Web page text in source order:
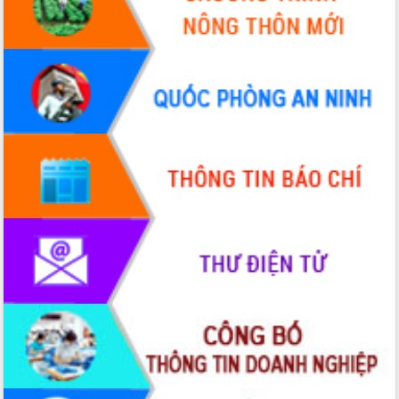
để phát triển du lịch Đắk Lắk
Khởi động Dự án Đầu tư xây dựng hạ
tầng kỹ thuật Cụm công nghiệp Tân
Gặp mặt các cơ quan báo chí nhân Kỷ
niệm 101 năm Ngày Báo chí Cách
mạng Việt Nam
Đắk Lắk sơ kết 4 năm triển khai thực
hiện Đề án 06 của Chính phủ
Họp báo thông tin về Hội nghị Công bố
Quy hoạch và Xúc tiến đầu tư tỉnh Đắk
Lắk
Khơi thông điểm nghẽn, đẩy nhanh
giải ngân vốn khắc phục thiên tai
HĐND tỉnh thông qua điều chỉnh Quy
hoạch tỉnh thời kỳ 2021-2030
Hội thảo góp ý hồ sơ điều chỉnh quy
hoạch tỉnh Đắk Lắk thời kỳ 2021-2030,
tầm nhìn đến năm 2050
Nâng cao hiệu quả hoạt động của các